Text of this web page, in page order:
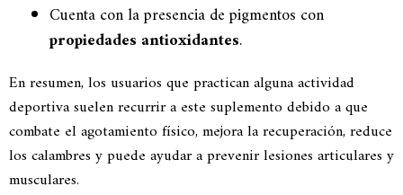
Cuenta con la presencia de pigmentos con
propiedades antioxidantes.
En resumen, los usuarios que practican alguna actividad
deportiva suelen recurrir a este suplemento debido a que
combate el agotamiento físico, mejora la recuperación, reduce
los calambres y puede ayudar a prevenir lesiones articulares y
musculares.